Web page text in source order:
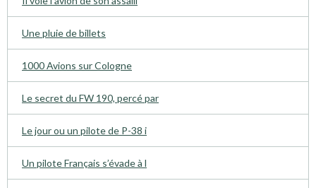
Une pluie de billets
1000 Avions sur Cologne
Le secret du FW 190, percé par
Le jour ou un pilote de P-38 i
Un pilote Français s’évade à l